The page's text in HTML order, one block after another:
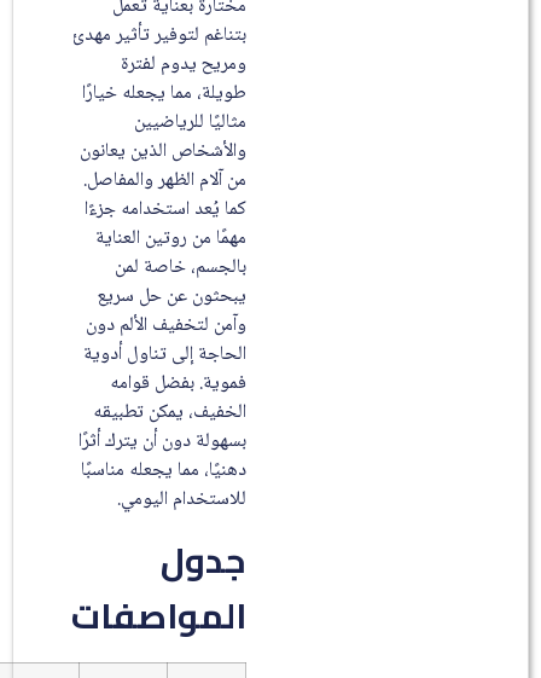
بتناغم لتوفير تأثير مهدئ
ومريح يدوم لفترة
طويلة، مما يجعله خيارًا
مثاليًا للرياضيين
والأشخاص الذين يعانون
من آلام الظهر والمفاصل.
كما يُعد استخدامه جزءًا
مهمًا من روتين العناية
بالجسم، خاصة لمن
يبحثون عن حل سريع
وآمن لتخفيف الألم دون
الحاجة إلى تناول أدوية
فموية. بفضل قوامه
الخفيف، يمكن تطبيقه
بسهولة دون أن يترك أثرًا
دهنيًا، مما يجعله مناسبًا
للاستخدام اليومي.
جدول
المواصفات